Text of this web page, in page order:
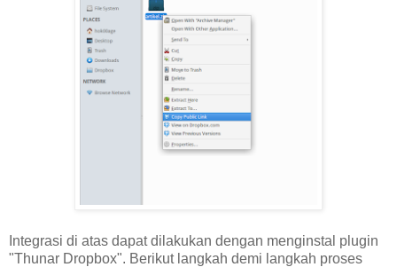
Integrasi di atas dapat dilakukan dengan menginstal plugin
"Thunar Dropbox". Berikut langkah demi langkah proses